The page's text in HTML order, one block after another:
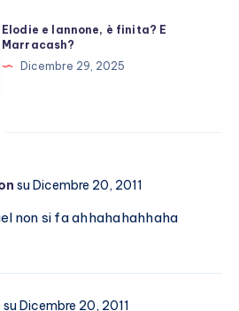
Elodie e Iannone, è finita? E
Marracash?
Dicembre 29, 2025
su Dicembre 20, 2011
non si fa ahhahahahhaha
su Dicembre 20, 2011